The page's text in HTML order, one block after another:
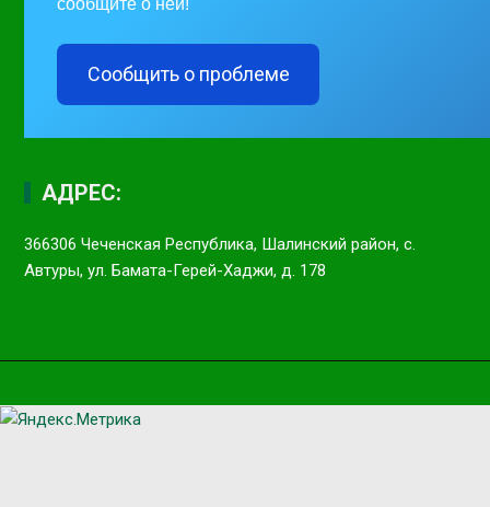
Сообщить о проблеме
АДРЕС:
366306 Чеченская Республика, Шалинский район, с.
Автуры, ул. Бамата-Герей-Хаджи, д. 178